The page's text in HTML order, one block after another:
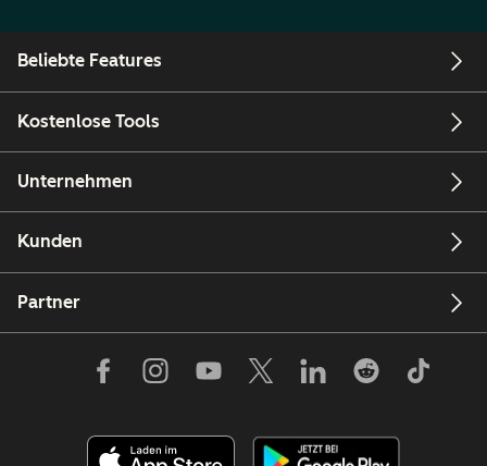
Beliebte Features
Kostenlose Tools
Unternehmen
Kunden
Partner